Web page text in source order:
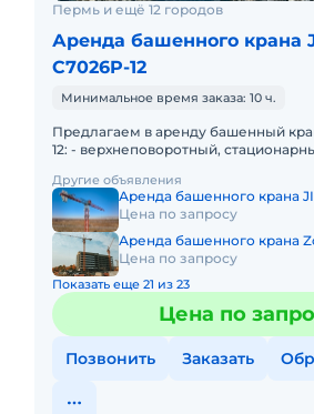
Пермь и ещё 12 городов
Аренда башенного крана
C7026P-12
Минимальное время заказа: 10 ч.
Предлагаем в аренду башенный
12: - верхнеповоротный,
70м - высота подъема
Другие объявления
Аренда башенного крана
Цена по запросу
Аренда башенного крана
Цена по запросу
Показать еще 21 из 23
Цена по
Позвонить Заказать